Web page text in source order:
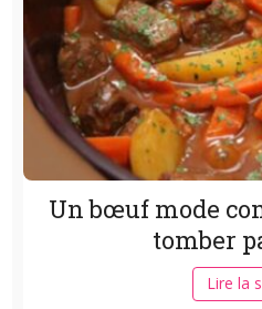
Un bœuf mode
tomber
Lire la